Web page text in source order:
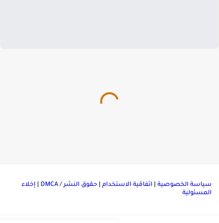
الخصوصية|اتفاقية الاستخدام|حقوق النشر / DMCA |إخلاء